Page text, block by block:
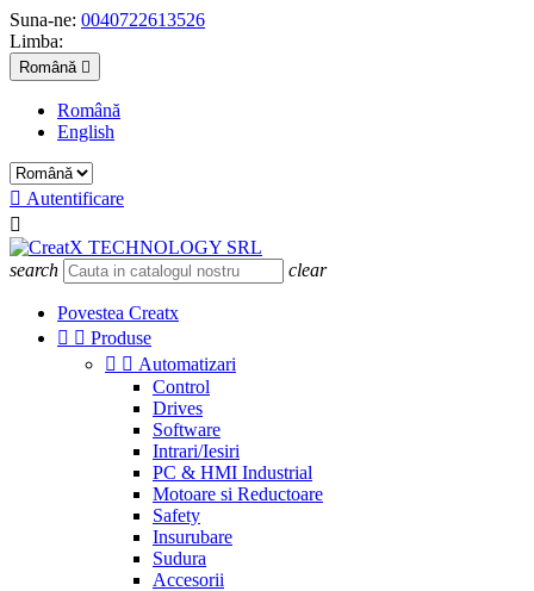
Suna-ne: 0040722613526
Limba:
Română 
Română
English
 Autentificare

search clear
Povestea Creatx
  Produse
  Automatizari
Control
Drives
Software
Intrari/Iesiri
PC & HMI Industrial
Motoare si Reductoare
Safety
Insurubare
Sudura
Accesorii